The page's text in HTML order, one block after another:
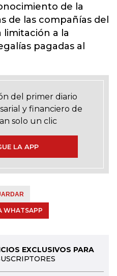
de la
de las compañías del
limitación a la
pagadas al
del primer diario
y financiero de
solo un clic
LA APP
WHATSAPP
EXCLUSIVOS PARA